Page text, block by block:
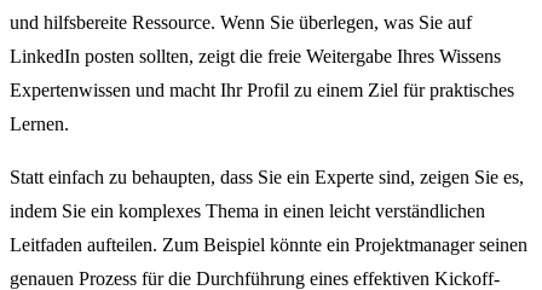
und hilfsbereite Ressource. Wenn Sie überlegen, was Sie auf
LinkedIn posten sollten, zeigt die freie Weitergabe Ihres Wissens
Expertenwissen und macht Ihr Profil zu einem Ziel für praktisches
Lernen.
Statt einfach zu behaupten, dass Sie ein Experte sind, zeigen Sie es,
indem Sie ein komplexes Thema in einen leicht verständlichen
Leitfaden aufteilen. Zum Beispiel könnte ein Projektmanager seinen
genauen Prozess für die Durchführung eines effektiven Kickoff-